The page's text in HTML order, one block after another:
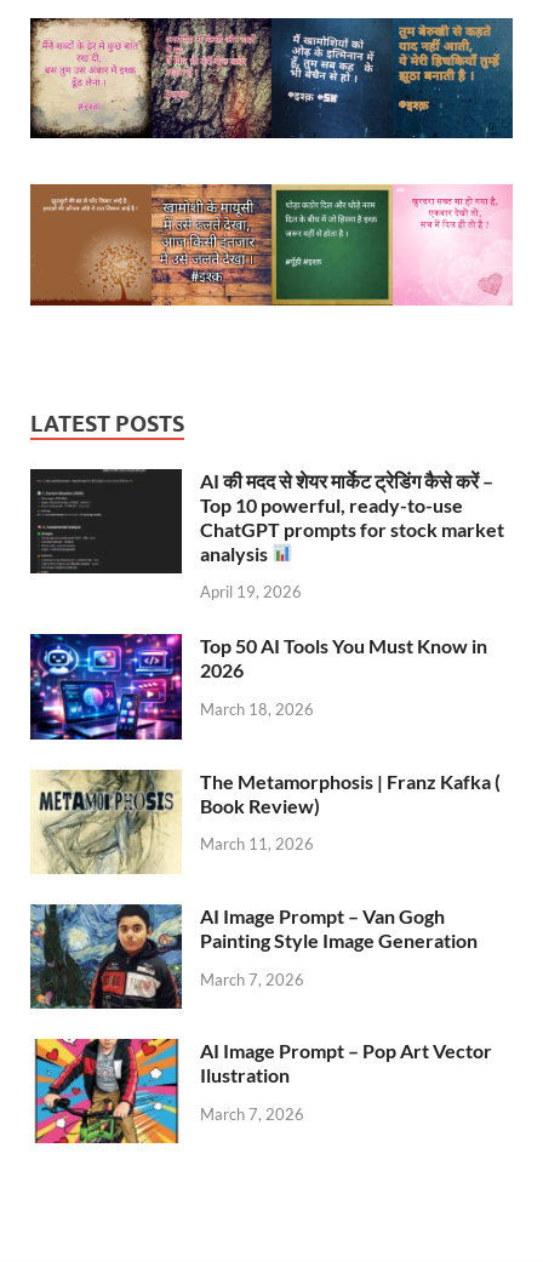
LATEST POSTS
AI की मदद से शेयर मार्केट ट्रेडिंग कैसे करें –
Top 10 powerful, ready-to-use
ChatGPT prompts for stock market
analysis
April 19, 2026
Top 50 AI Tools You Must Know in
2026
March 18, 2026
The Metamorphosis | Franz Kafka (
Book Review)
March 11, 2026
AI Image Prompt – Van Gogh
Painting Style Image Generation
March 7, 2026
AI Image Prompt – Pop Art Vector
Ilustration
March 7, 2026